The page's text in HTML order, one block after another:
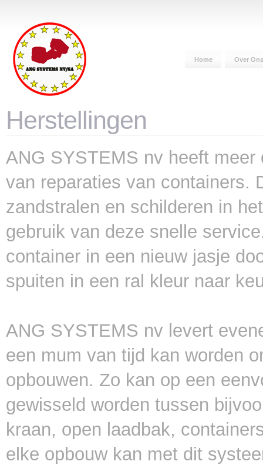
Home Over Ons
Herstellingen
ANG SYSTEMS nv heeft
van reparaties van containers.
zandstralen en schilderen in
gebruik van deze snelle
container in een nieuw jasje
spuiten in een ral kleur naar
ANG SYSTEMS nv levert
een mum van tijd kan worden
opbouwen. Zo kan op een
gewisseld worden tussen
kraan, open laadbak,
elke opbouw kan met dit